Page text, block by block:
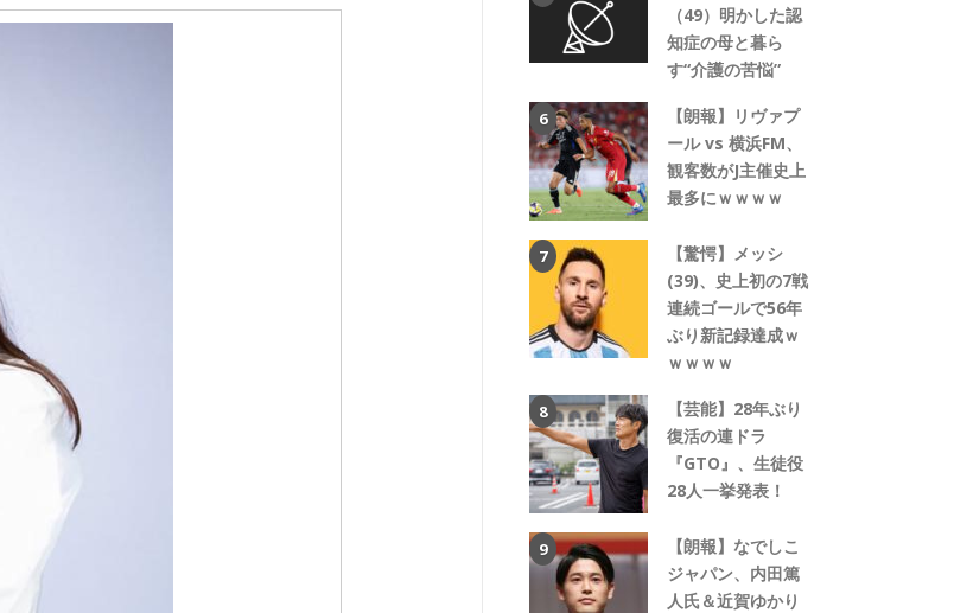
（49）明かした認
知症の母と暮ら
す“介護の苦悩”
【朗報】リヴァプ
ール vs 横浜FM、
観客数がJ主催史上
最多にｗｗｗｗ
【驚愕】メッシ
(39)、史上初の7戦
連続ゴールで56年
ぶり新記録達成ｗ
ｗｗｗｗ
【芸能】28年ぶり
復活の連ドラ
『GTO』、生徒役
28人一挙発表！
【朗報】なでしこ
ジャパン、内田篤
人氏＆近賀ゆかり